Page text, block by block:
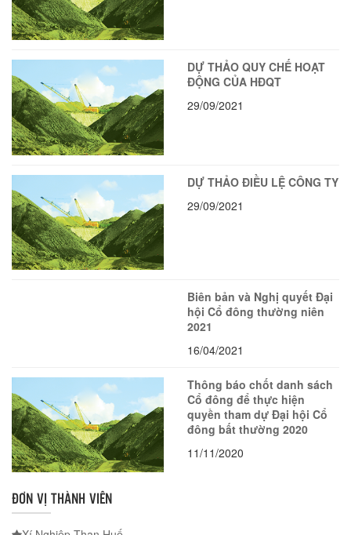
DỰ THẢO QUY CHẾ HOẠT
ĐỘNG CỦA HĐQT
29/09/2021
DỰ THẢO ĐIỀU LỆ CÔNG TY
29/09/2021
Biên bản và Nghị quyết Đại
hội Cổ đông thường niên
2021
16/04/2021
Thông báo chốt danh sách
Cổ đông để thực hiện
quyền tham dự Đại hội Cổ
đông bất thường 2020
11/11/2020
ĐƠN VỊ THÀNH VIÊN